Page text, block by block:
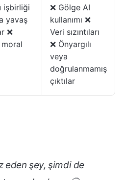
işbirliği
yavaş
❌
❌ Gölge AI
kullanımı ❌
Veri sızıntıları
❌ Önyargılı
veya
doğrulanmamış
çıktılar
eden şey, şimdi de